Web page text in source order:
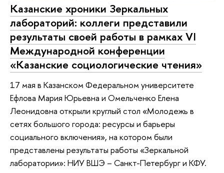
Казанские хроники Зеркальных
лабораторий: коллеги представили
результаты своей работы в рамках‎ VI
Международной конференции
«Казанские социологические чтения»
17 мая в Казанском Федеральном университете
Ефлова Мария Юрьевна и Омельченко Елена
Леонидовна открыли круглый стол «Молодежь в
сетях большого города: ресурсы и барьеры
социального включения», на котором были
представлены результаты работы «Зеркальной
лаборатории»: НИУ ВШЭ – Санкт-Петербург и КФУ.